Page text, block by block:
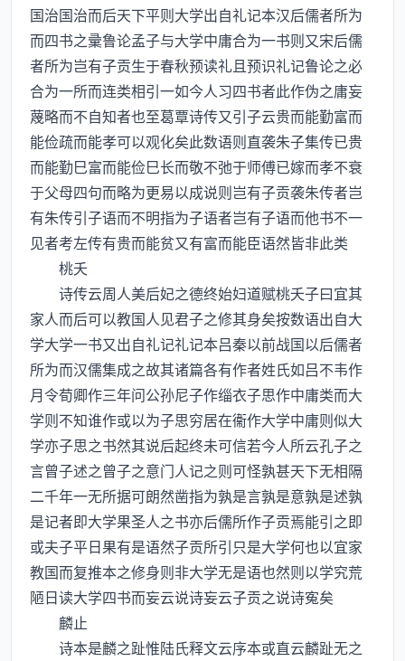
国治国治而后天下平则大学出自礼记本汉后儒者所为
而四书之彚鲁论孟子与大学中庸合为一书则又宋后儒
者所为岂有子贡生于春秋预读礼且预识礼记鲁论之必
合为一所而连类相引一如今人习四书者此作伪之庸妄
蔑略而不自知者也至葛覃诗传又引子云贵而能勤富而
能俭疏而能孝可以观化矣此数语则直袭朱子集传已贵
而能勤巳富而能俭巳长而敬不弛于师傅已嫁而孝不衰
于父母四句而略为更易以成说则岂有子贡袭朱传者岂
有朱传引子语而不明指为子语者岂有子语而他书不一
见者考左传有贵而能贫又有富而能臣语然皆非此类
桃夭
诗传云周人美后妃之德终始妇道赋桃夭子曰宜其
家人而后可以教国人见君子之修其身矣按数语出自大
学大学一书又出自礼记礼记本吕秦以前战国以后儒者
所为而汉儒集成之故其诸篇各有作者姓氏如吕不韦作
月令荀卿作三年问公孙尼子作缁衣子思作中庸类而大
学则不知谁作或以为子思穷居在衞作大学中庸则似大
学亦子思之书然其说后起终未可信若今人所云孔子之
言曾子述之曾子之意门人记之则可怪孰甚天下无相隔
二千年一无所据可朗然凿指为孰是言孰是意孰是述孰
是记者即大学果圣人之书亦后儒所作子贡焉能引之即
或夫子平日果有是语然子贡所引只是大学何也以宜家
教国而复推本之修身则非大学无是语也然则以学究荒
陋日读大学四书而妄云说诗妄云子贡之说诗寃矣
麟止
诗本是麟之趾惟陆氏释文云序本或直云麟趾无之